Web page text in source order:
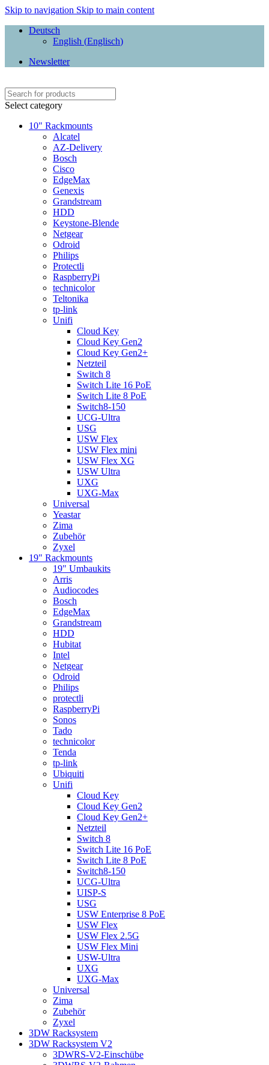
Skip to navigation Skip to main content
Deutsch
English (Englisch)
Newsletter
Select category
10" Rackmounts
Alcatel
AZ-Delivery
Bosch
Cisco
EdgeMax
Genexis
Grandstream
HDD
Keystone-Blende
Netgear
Odroid
Philips
Protectli
RaspberryPi
technicolor
Teltonika
tp-link
Unifi
Cloud Key
Cloud Key Gen2
Cloud Key Gen2+
Netzteil
Switch 8
Switch Lite 16 PoE
Switch Lite 8 PoE
Switch8-150
UCG-Ultra
USG
USW Flex
USW Flex mini
USW Flex XG
USW Ultra
UXG
UXG-Max
Universal
Yeastar
Zima
Zubehör
Zyxel
19" Rackmounts
19" Umbaukits
Arris
Audiocodes
Bosch
EdgeMax
Grandstream
HDD
Hubitat
Intel
Netgear
Odroid
Philips
protectli
RaspberryPi
Sonos
Tado
technicolor
Tenda
tp-link
Ubiquiti
Unifi
Cloud Key
Cloud Key Gen2
Cloud Key Gen2+
Netzteil
Switch 8
Switch Lite 16 PoE
Switch Lite 8 PoE
Switch8-150
UCG-Ultra
UISP-S
USG
USW Enterprise 8 PoE
USW Flex
USW Flex 2.5G
USW Flex Mini
USW-Ultra
UXG
UXG-Max
Universal
Zima
Zubehör
Zyxel
3DW Racksystem
3DW Racksystem V2
3DWRS-V2-Einschübe